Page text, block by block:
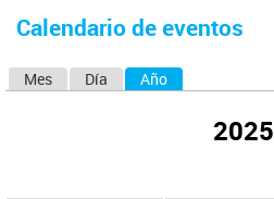
usted
Calendario de eventos
Mes Día Año
2025